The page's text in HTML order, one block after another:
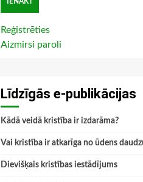
Reģistrēties
Aizmirsi paroli
Līdzīgās e-publikācijas
Kādā veidā kristība ir izdarāma?
Vai kristība ir atkarīga no ūdens
Dievišķais kristības iestādījums